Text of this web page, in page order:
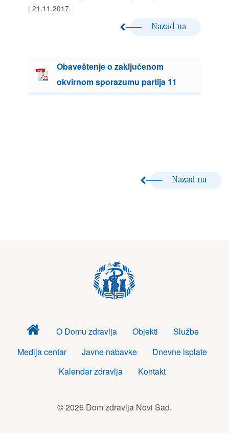
| 21.11.2017.
Nazad na
Obaveštenje o zaključenom
okvirnom sporazumu partija 11
Nazad na
Dom
zdravlja
O Domu zdravlja Objekti
Službe
Medija centar
Javne nabavke
Dnevne isplate
Kalendar zdravlja
Kontakt
© 2026 Dom zdravlja Novi Sad.